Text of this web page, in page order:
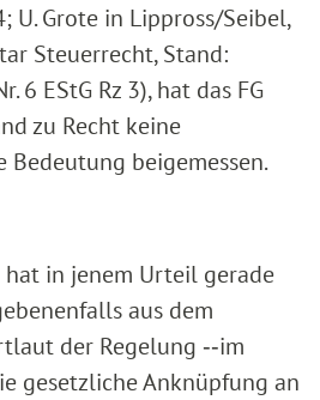
U. Grote in Lippross/Seibel,
Steuerrecht, Stand:
6 EStG Rz 3), hat das FG
zu Recht keine
Bedeutung beigemessen.
hat in jenem Urteil gerade
aus dem
der Regelung ‑‑im
gesetzliche Anknüpfung an